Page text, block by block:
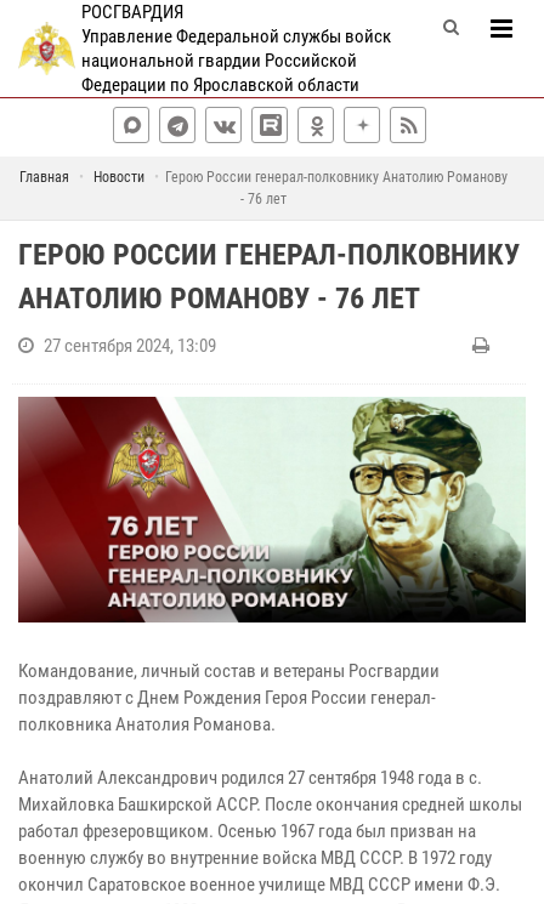
РОСГВАРДИЯ
Управление Федеральной службы войск
национальной гвардии Российской
Федерации по Ярославской области
Главная Новости
Герою России генерал-полковнику Анатолию Романову
- 76 лет
ГЕРОЮ РОССИИ ГЕНЕРАЛ-ПОЛКОВНИКУ
АНАТОЛИЮ РОМАНОВУ - 76 ЛЕТ
27 сентября 2024, 13:09
Командование, личный состав и ветераны Росгвардии
поздравляют с Днем Рождения Героя России генерал-
полковника Анатолия Романова.
Анатолий Александрович родился 27 сентября 1948 года в с.
Михайловка Башкирской АССР. После окончания средней школы
работал фрезеровщиком. Осенью 1967 года был призван на
военную службу во внутренние войска МВД СССР. В 1972 году
окончил Саратовское военное училище МВД СССР имени Ф.Э.